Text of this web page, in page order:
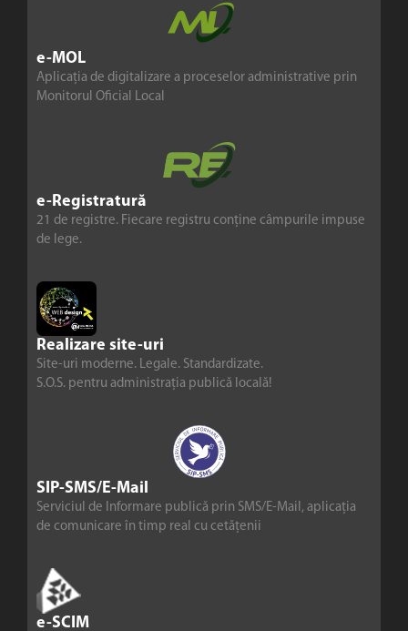
e-MOL
Aplicația de digitalizare a proceselor administrative prin
Monitorul Oficial Local
e-Registratură
21 de registre. Fiecare registru conține câmpurile impuse
de lege.
Realizare site-uri
Site-uri moderne. Legale. Standardizate.
S.O.S. pentru administrația publică locală!
SIP-SMS/E-Mail
Serviciul de Informare publică prin SMS/E-Mail, aplicația
de comunicare în timp real cu cetățenii
e-SCIM